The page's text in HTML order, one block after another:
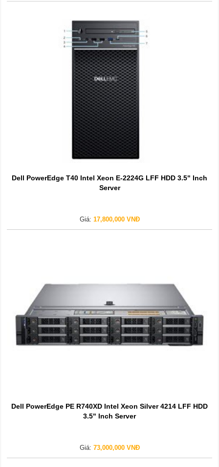
Dell PowerEdge T40 Intel Xeon E-2224G LFF HDD 3.5" Inch
Server
Giá: 17,800,000 VNĐ
Dell PowerEdge PE R740XD Intel Xeon Silver 4214 LFF HDD
3.5" Inch Server
Giá: 73,000,000 VNĐ